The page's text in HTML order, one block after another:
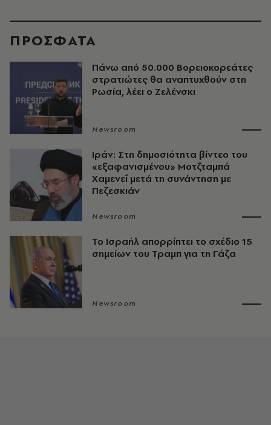
ΠΡΟΣΦΑΤΑ
Πάνω από 50.000 Βορειοκορεάτες
στρατιώτες θα αναπτυχθούν στη
Ρωσία, λέει ο Ζελένσκι
Newsroom
Ιράν: Στη δημοσιότητα βίντεο του
«εξαφανισμένου» Μοτζταμπά
Χαμενεΐ μετά τη συνάντηση με
Πεζεσκιάν
Newsroom
Το Ισραήλ απορρίπτει το σχέδιο 15
σημείων του Τραμπ για τη Γάζα
Newsroom